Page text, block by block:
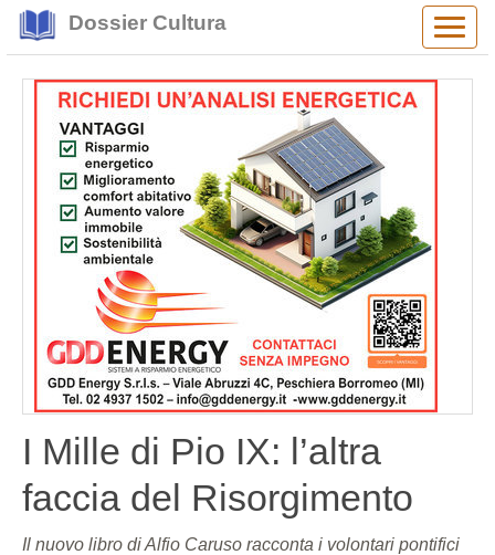
Dossier Cultura
I Mille di Pio IX: l’altra
faccia del Risorgimento
Il nuovo libro di Alfio Caruso racconta i volontari pontifici